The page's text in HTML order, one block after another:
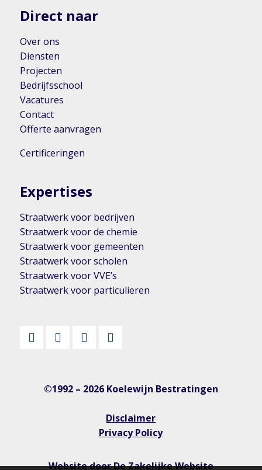
Direct naar
Over ons
Diensten
Projecten
Bedrijfsschool
Vacatures
Contact
Offerte aanvragen
Certificeringen
Expertises
Straatwerk voor bedrijven
Straatwerk voor de chemie
Straatwerk voor gemeenten
Straatwerk voor scholen
Straatwerk voor VVE’s
Straatwerk voor particulieren
©1992 – 2026 Koelewijn Bestratingen
Disclaimer
Privacy Policy
Website doorDe Zakelijke Website